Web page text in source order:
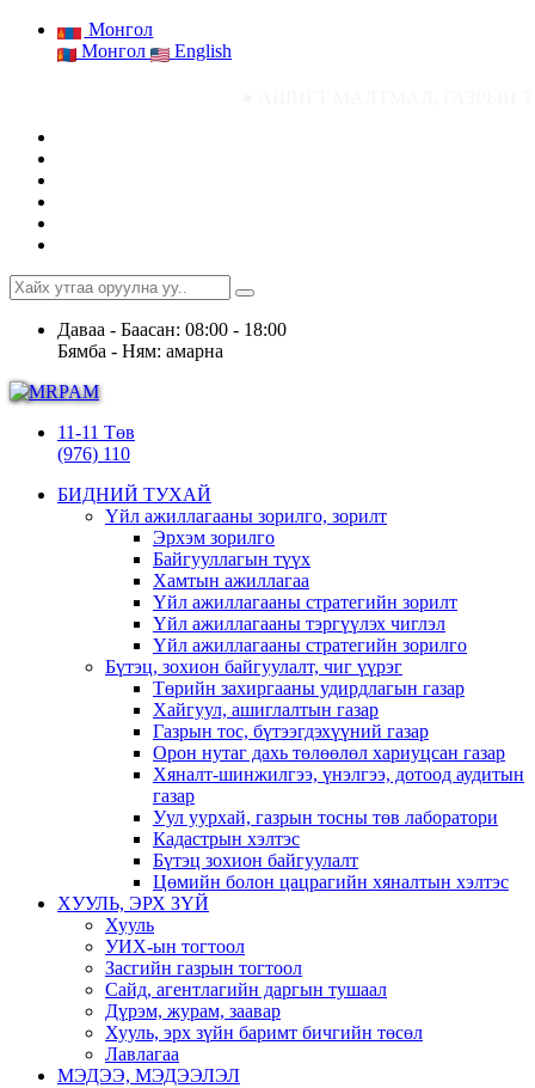
Монгол
Монгол
English
Даваа - Баасан: 08:00 - 18:00
Бямба - Ням: амарна
11-11 Төв
(976) 110
БИДНИЙ ТУХАЙ
Үйл ажиллагааны зорилго, зорилт
Эрхэм зорилго
Байгууллагын түүх
Хамтын ажиллагаа
Үйл ажиллагааны стратегийн зорилт
Үйл ажиллагааны тэргүүлэх чиглэл
Үйл ажиллагааны стратегийн зорилго
Бүтэц, зохион байгуулалт, чиг үүрэг
Төрийн захиргааны удирдлагын газар
Хайгуул, ашиглалтын газар
Газрын тос, бүтээгдэхүүний газар
Орон нутаг дахь төлөөлөл хариуцсан газар
Хяналт-шинжилгээ, үнэлгээ, дотоод аудитын
газар
Уул уурхай, газрын тосны төв лаборатори
Кадастрын хэлтэс
Бүтэц зохион байгуулалт
Цөмийн болон цацрагийн хяналтын хэлтэс
ХУУЛЬ, ЭРХ ЗҮЙ
Хууль
УИХ-ын тогтоол
Засгийн газрын тогтоол
Сайд, агентлагийн даргын тушаал
Дүрэм, журам, заавар
Хууль, эрх зүйн баримт бичгийн төсөл
Лавлагаа
МЭДЭЭ, МЭДЭЭЛЭЛ